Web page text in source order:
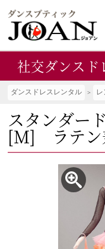
社交ダンスド
ダンスドレスレンタル
スタンダー
[M] ラテン